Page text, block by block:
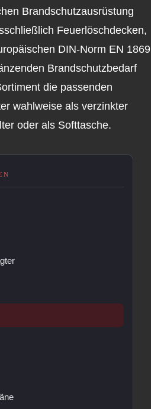
Brandschutzausrüstung
Feuerlöschdecken,
DIN-Norm EN 1869
Brandschutzbedarf
die passenden
wahlweise als verzinkter
oder als Softtasche.